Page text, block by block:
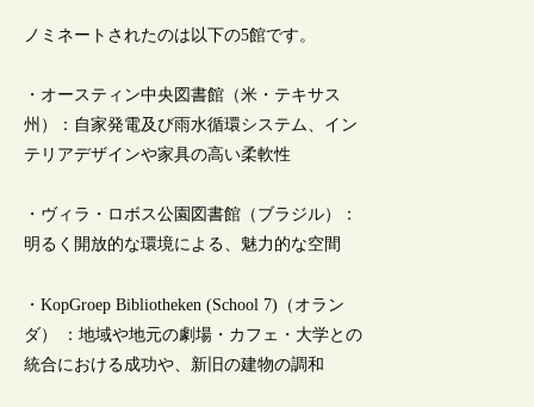
ノミネートされたのは以下の5館です。
・オースティン中央図書館（米・テキサス
州）：自家発電及び雨水循環システム、イン
テリアデザインや家具の高い柔軟性
・ヴィラ・ロボス公園図書館（ブラジル）：
明るく開放的な環境による、魅力的な空間
・KopGroep Bibliotheken (School 7)（オラン
ダ） ：地域や地元の劇場・カフェ・大学との
統合における成功や、新旧の建物の調和